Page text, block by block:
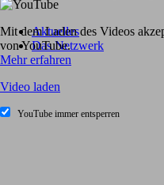
Aktuelles
Das Netzwerk
Mit dem Laden des Videos
von YouTube.
Mehr erfahren
Video laden
YouTube immer entsperren